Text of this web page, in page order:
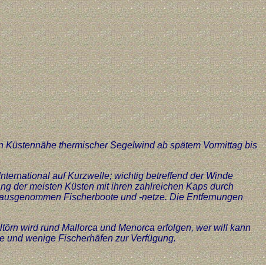
thermischer Segelwind ab spätem Vormittag bis
auf Kurzwelle; wichtig betreffend der Winde
der meisten Küsten mit ihren zahlreichen Kaps durch
Fischerboote und -netze. Die Entfernungen
wird rund Mallorca und Menorca erfolgen, wer will kann
und wenige Fischerhäfen zur Verfügung.